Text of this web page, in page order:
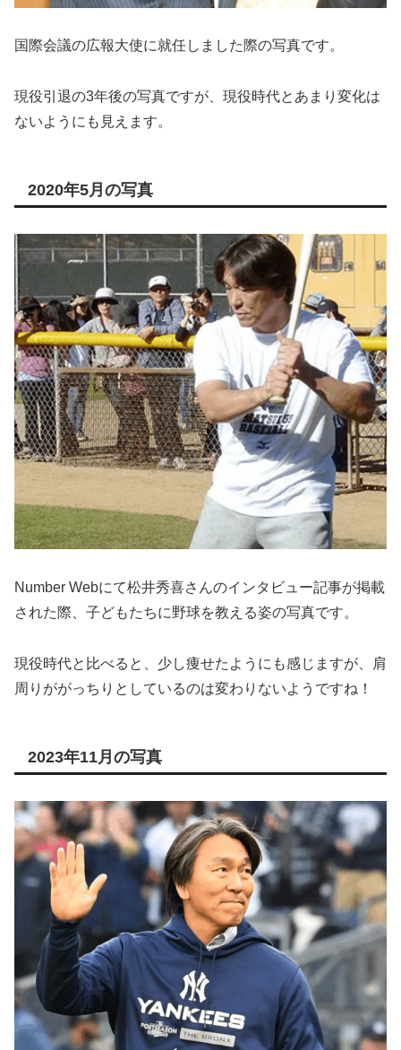
国際会議の広報大使に就任しました際の写真です。
現役引退の3年後の写真ですが、現役時代とあまり変化は
ないようにも見えます。
2020年5月の写真
Number Webにて松井秀喜さんのインタビュー記事が掲載
された際、子どもたちに野球を教える姿の写真です。
現役時代と比べると、少し痩せたようにも感じますが、肩
周りががっちりとしているのは変わりないようですね！
2023年11月の写真